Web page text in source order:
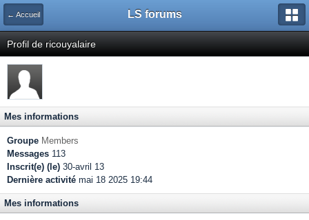
← Accueil LS forums
Profil de ricouyalaire
Mes informations
Groupe Members
Messages 113
Inscrit(e) (le) 30-avril 13
Dernière activité mai 18 2025 19:44
Mes informations